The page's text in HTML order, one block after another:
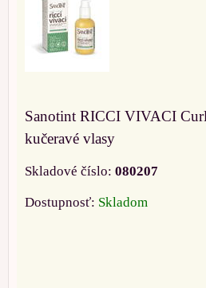
Sanotint RICCI VIVACI
kučeravé vlasy
Skladové číslo: 080207
Dostupnosť: Skladom